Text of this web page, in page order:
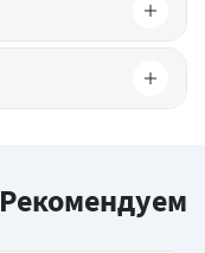
Рекомендуем